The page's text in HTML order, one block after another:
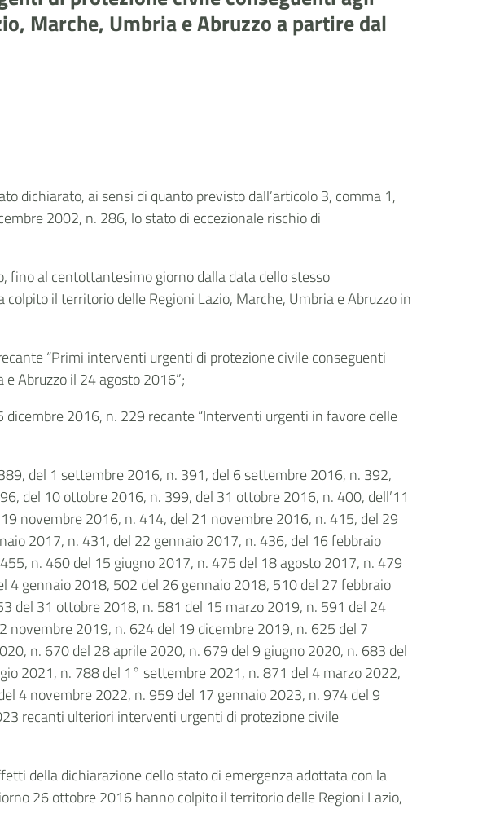
Marche, Umbria e Abruzzo a partire dal
dichiarato, ai sensi di quanto previsto dall’articolo 3, comma 1,
2002, n. 286, lo stato di eccezionale rischio di
fino al centottantesimo giorno dalla data dello stesso
il territorio delle Regioni Lazio, Marche, Umbria e Abruzzo in
“Primi interventi urgenti di protezione civile conseguenti
Abruzzo il 24 agosto 2016”;
2016, n. 229 recante “Interventi urgenti in favore delle
del 1 settembre 2016, n. 391, del 6 settembre 2016, n. 392,
del 10 ottobre 2016, n. 399, del 31 ottobre 2016, n. 400, dell’11
novembre 2016, n. 414, del 21 novembre 2016, n. 415, del 29
2017, n. 431, del 22 gennaio 2017, n. 436, del 16 febbraio
n. 460 del 15 giugno 2017, n. 475 del 18 agosto 2017, n. 479
gennaio 2018, 502 del 26 gennaio 2018, 510 del 27 febbraio
del 31 ottobre 2018, n. 581 del 15 marzo 2019, n. 591 del 24
2019, n. 624 del 19 dicembre 2019, n. 625 del 7
n. 670 del 28 aprile 2020, n. 679 del 9 giugno 2020, n. 683 del
2021, n. 788 del 1° settembre 2021, n. 871 del 4 marzo 2022,
4 novembre 2022, n. 959 del 17 gennaio 2023, n. 974 del 9
recanti ulteriori interventi urgenti di protezione civile
della dichiarazione dello stato di emergenza adottata con la
26 ottobre 2016 hanno colpito il territorio delle Regioni Lazio,